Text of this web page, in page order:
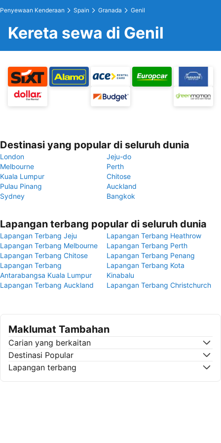
Penyewaan Kenderaan Spain Granada Genil
Kereta sewa di Genil
Destinasi yang popular di seluruh dunia
London
Jeju-do
Melbourne
Perth
Kuala Lumpur
Chitose
Pulau Pinang
Auckland
Sydney
Bangkok
Lapangan terbang popular di seluruh dunia
Lapangan Terbang Jeju
Lapangan Terbang Heathrow
Lapangan Terbang Melbourne
Lapangan Terbang Perth
Lapangan Terbang Chitose
Lapangan Terbang Penang
Lapangan Terbang
Antarabangsa Kuala Lumpur
Lapangan Terbang Kota
Kinabalu
Lapangan Terbang Auckland
Lapangan Terbang Christchurch
Maklumat Tambahan
Carian yang berkaitan
Destinasi Popular
Lapangan terbang